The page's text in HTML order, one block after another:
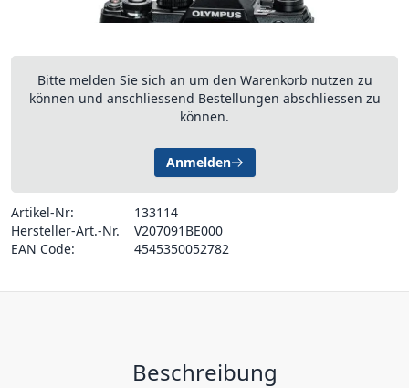
Bitte melden Sie sich an um den Warenkorb nutzen zu
können und anschliessend Bestellungen abschliessen zu
können.
Anmelden
Artikel-Nr:
133114
Hersteller-Art.-Nr.
V207091BE000
EAN Code:
4545350052782
Beschreibung